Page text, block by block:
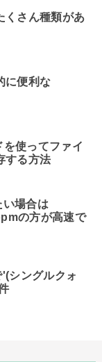
くさん種類があ
に便利な
使ってファイ
する方法
場合は
の方が高速で
シングルクォ